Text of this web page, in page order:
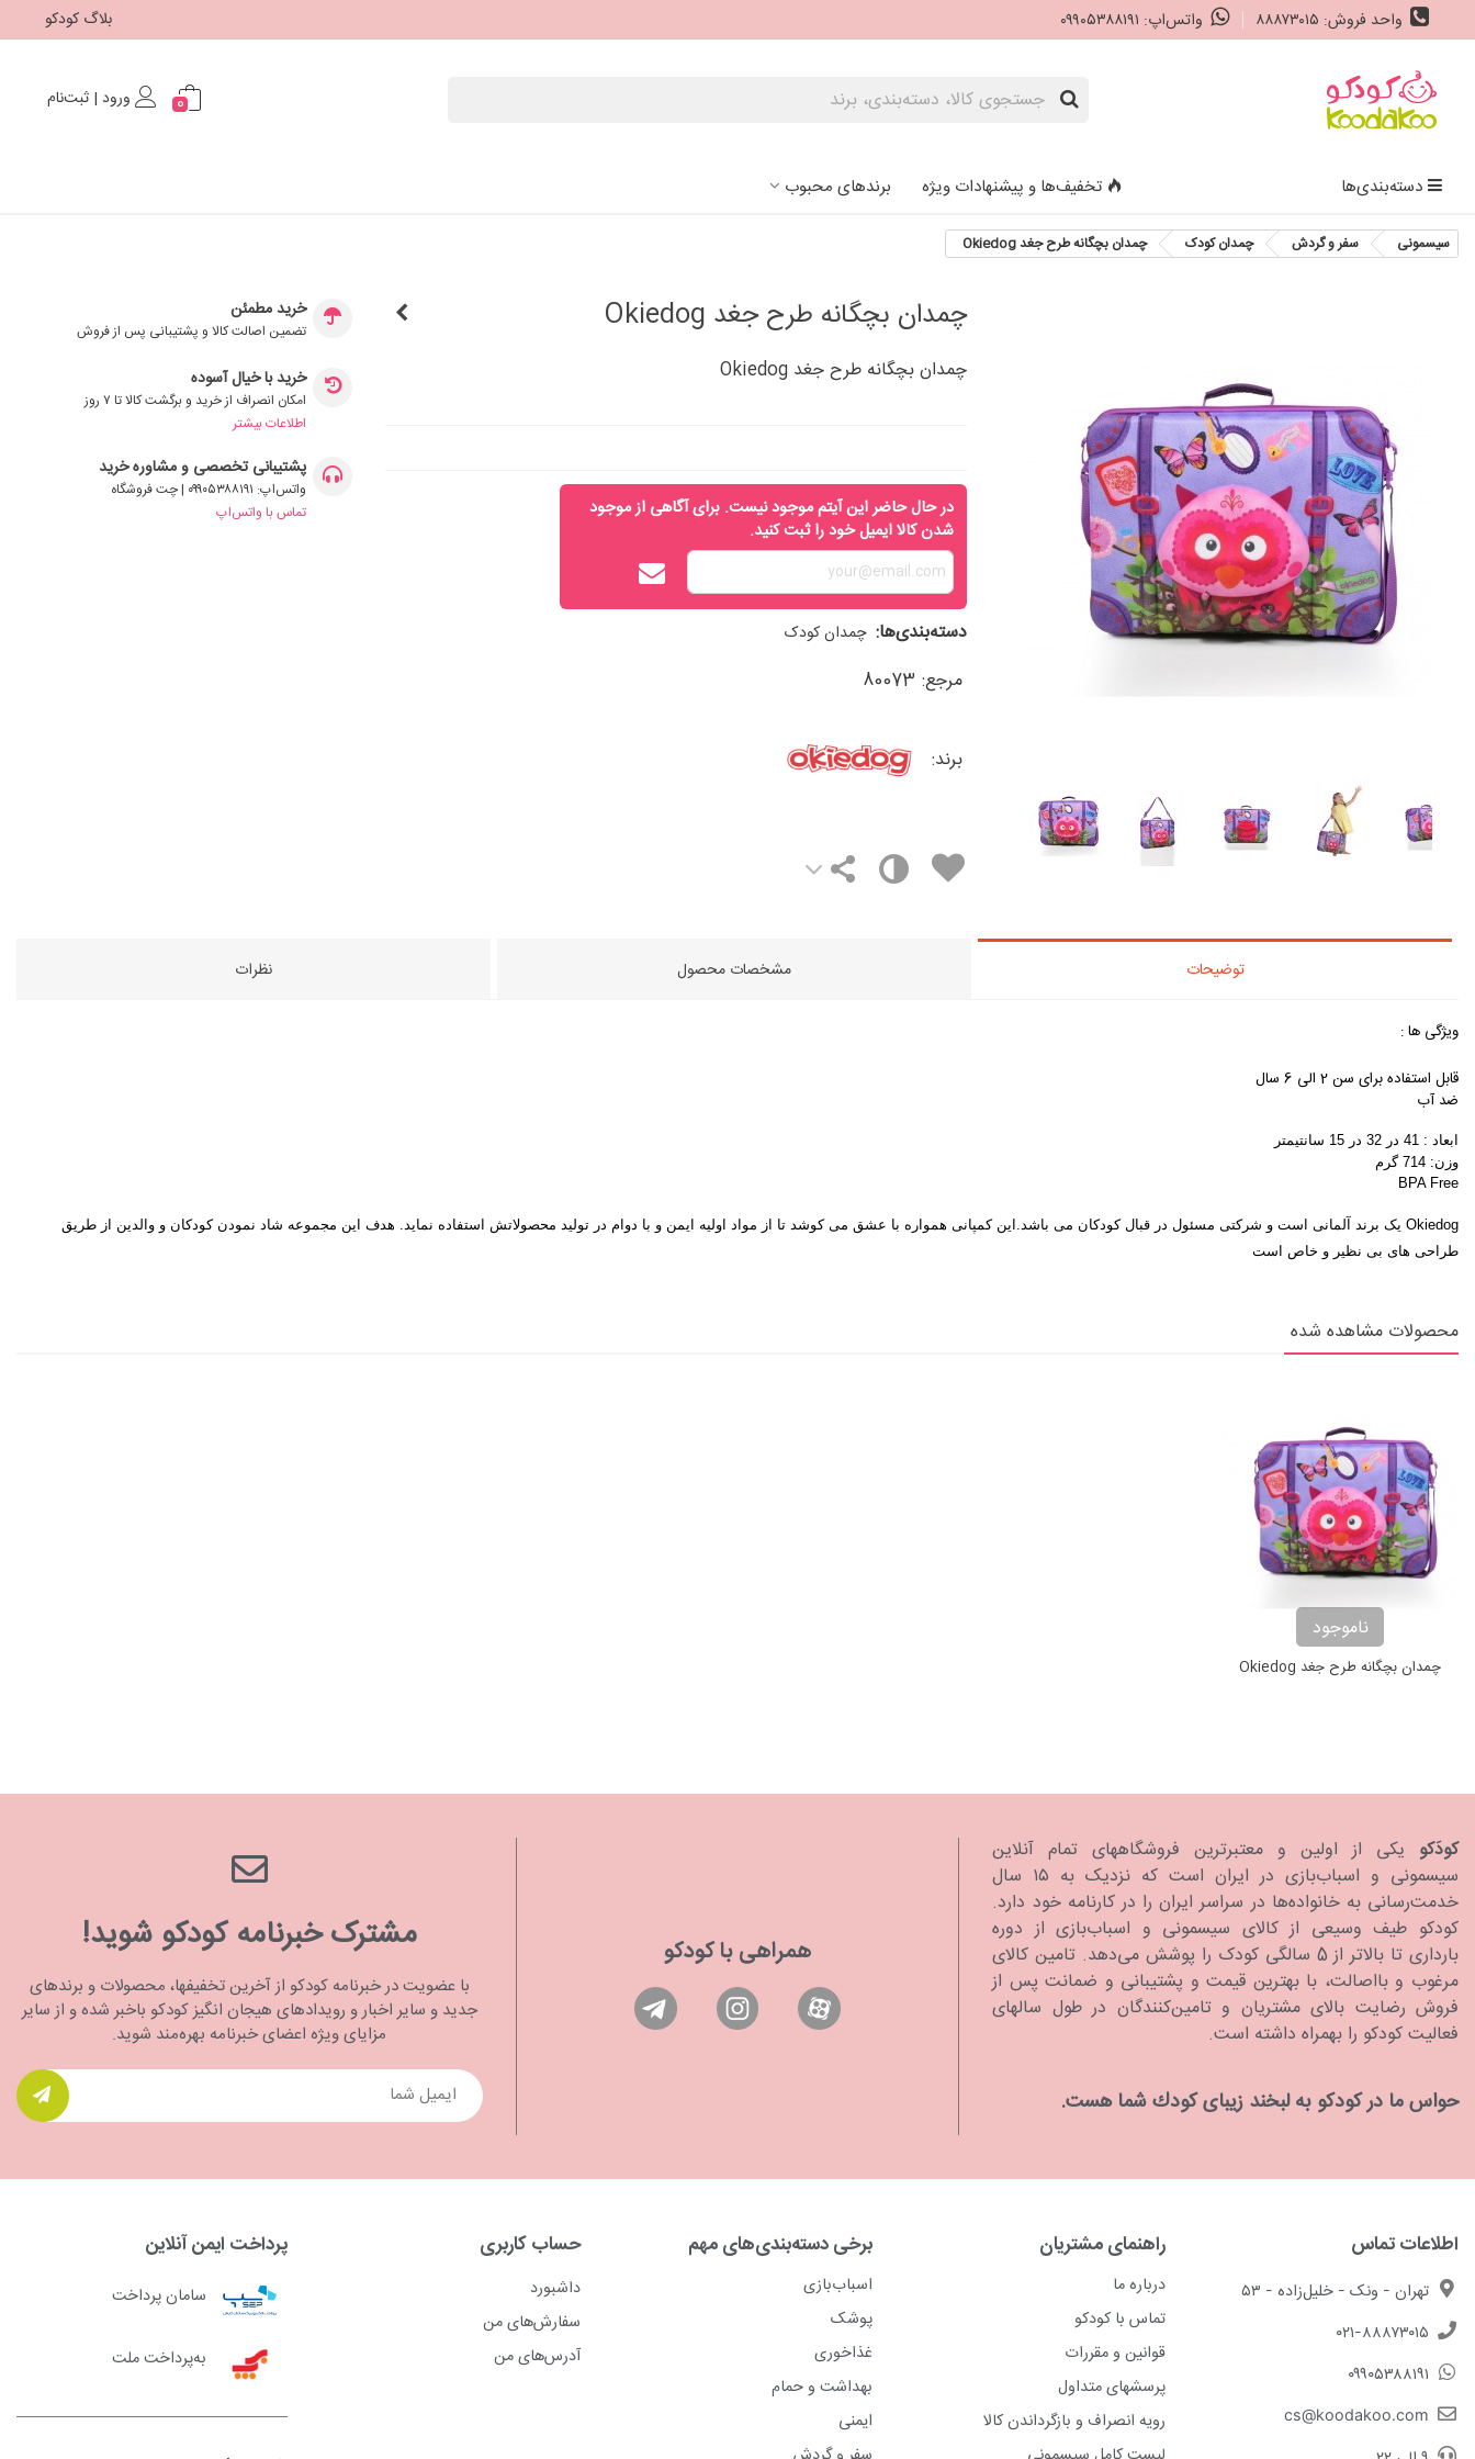
واحد فروش: ۸۸۸۷۳۰۱۵ واتس‌اپ: ۰۹۹۰۵۳۸۸۱۹۱ بلاگ کودکو
0 ورود | ثبت‌نام
دسته‌بندی‌ها تخفیف‌ها و پیشنهادات ویژه برندهای محبوب
سیسمونی سفر و گردش چمدان کودک چمدان بچگانه طرح جغد Okiedog
چمدان بچگانه طرح جغد Okiedog
چمدان بچگانه طرح جغد Okiedog
در حال حاضر این آیتم موجود نیست. برای آگاهی از موجود
شدن کالا ایمیل خود را ثبت کنید.
دسته‌بندی‌ها: چمدان کودک
مرجع: 80073
برند:
خرید مطمئن
تضمین اصالت کالا و پشتیبانی پس از فروش
خرید با خیال آسوده
امکان انصراف از خرید و برگشت کالا تا ۷ روز
اطلاعات بیشتر
پشتیبانی تخصصی و مشاوره خرید
واتس‌اپ: ۰۹۹۰۵۳۸۸۱۹۱ | چت فروشگاه
تماس با واتس‌اپ
توضیحات مشخصات محصول نظرات
ویژگی ها :
قابل استفاده برای سن 2 الی 6 سال
ضد آب
ابعاد : 41 در 32 در 15 سانتیمتر
وزن: 714 گرم
BPA Free
Okiedog یک برند آلمانی است و شرکتی مسئول در قبال کودکان می باشد.این کمپانی همواره با عشق می کوشد تا از مواد اولیه ایمن و با دوام در تولید محصولاتش استفاده نماید. هدف این مجموعه شاد نمودن کودکان و والدین از طریق
طراحی های بی نظیر و خاص است
محصولات مشاهده شده
ناموجود
چمدان بچگانه طرح جغد Okiedog
کودَکو یکی از اولین و معتبرترین فروشگاههای تمام آنلاین
سیسمونی و اسباب‌بازی در ایران است که نزدیک به ۱۵ سال
خدمت‌رسانی به خانواده‌ها در سراسر ایران را در کارنامه خود دارد.
كودكو طیف وسیعی از کالای سیسمونی و اسباب‌بازی از دوره
بارداری تا بالاتر از 5 سالگی کودک را پوشش می‌دهد. تامین کالای
مرغوب و بااصالت، با بهترین قیمت و پشتیبانی و ضمانت پس از
فروش رضایت بالای مشتریان و تامین‌کنندگان در طول سالهای
فعالیت کودکو را بهمراه داشته است.
حواس ما در كودكو به لبخند زیبای كودك شما هست.
همراهی با کودکو مشترک خبرنامه کودکو شوید!
با عضویت در خبرنامه کودکو از آخرین تخفیفها، محصولات و برندهای
جدید و سایر اخبار و رویدادهای هیجان انگیز کودکو باخبر شده و از سایر
مزایای ویژه اعضای خبرنامه بهره‌مند شوید.
اطلاعات تماس
تهران - ونک - خلیل‌زاده - ۵۳
۰۲۱-۸۸۸۷۳۰۱۵
۰۹۹۰۵۳۸۸۱۹۱
cs@koodakoo.com
راهنمای مشتریان
درباره ما
تماس با کودکو
قوانین و مقررات
پرسشهای متداول
رویه انصراف و بازگرداندن کالا
برخی دسته‌بندی‌های مهم
اسباب‌بازی
پوشک
غذاخوری
بهداشت و حمام
ایمنی
حساب کاربری
داشبورد
سفارش‌های من
آدرس‌های من
پرداخت ایمن آنلاین
سامان پرداخت
به‌پرداخت ملت